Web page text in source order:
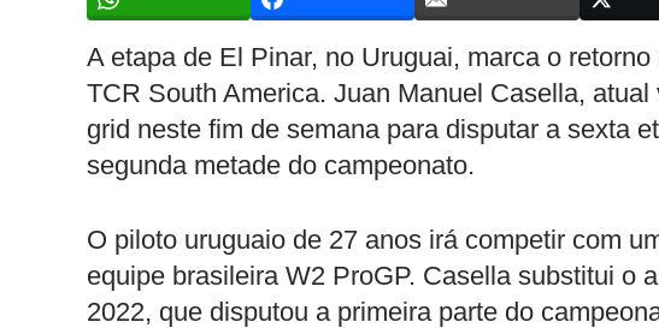
A etapa de El Pinar, no Uruguai, marca o
TCR South America. Juan Manuel Casella,
grid neste fim de semana para disputar a sexta
segunda metade do campeonato.
O piloto uruguaio de 27 anos irá competir com
equipe brasileira W2 ProGP. Casella substitui o
2022, que disputou a primeira parte do